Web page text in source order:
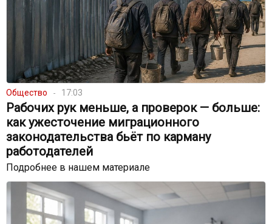
Общество 17:03
Рабочих рук меньше, а проверок — больше:
как ужесточение миграционного
законодательства бьёт по карману
работодателей
Подробнее в нашем материале